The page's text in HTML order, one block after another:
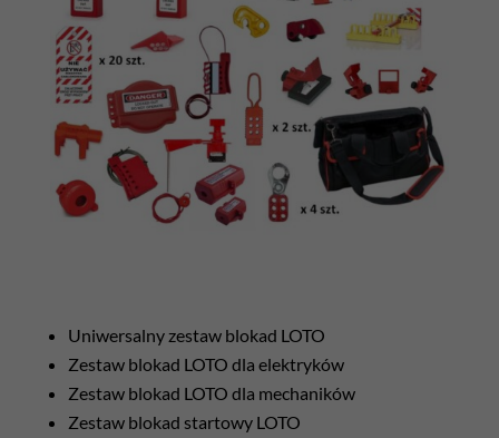
Uniwersalny zestaw blokad LOTO
Zestaw blokad LOTO dla elektryków
Zestaw blokad LOTO dla mechaników
Zestaw blokad startowy LOTO